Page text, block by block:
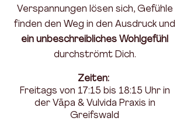
Verspannungen lösen sich, Gefühle
finden den Weg in den Ausdruck und
ein unbeschreibliches Wohlgefühl
durchströmt Dich.
Zeiten:
Freitags von 17:15 bis 18:15 Uhr in
der Vāpa & Vulvida Praxis in
Greifswald